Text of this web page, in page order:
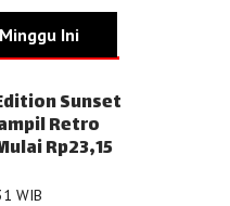
Ini
Sunset
Retro
Rp23,15
WIB